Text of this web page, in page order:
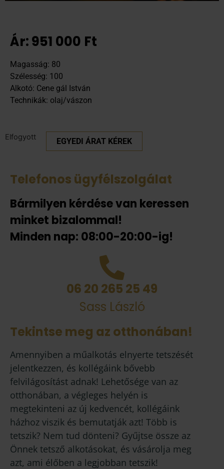
Ár:951 000 Ft
Magasság: 80
Szélesség: 100
Alkotó: Cene gál István
Technikák: olaj/vászon
Elfogyott EGYEDI ÁRAT KÉREK
Telefonos ügyfélszolgálat
Bármilyen kérdése van keressen
minket bizalommal!
Minden nap: 08:00-20:00-ig!
06 20 265 25 49
Sass László
Tekintse meg az otthonában!
Amennyiben a műalkotás elnyerte tetszését
jelentkezzen, és kollégáink bővebb
felvilágosítást adnak! Lehetősége van az
otthonában, a végleges helyén is
megtekinteni az új kedvencét, kollégáink
házhoz viszik és bemutatják azt! Több is
tetszik? Nem tud dönteni? Gyűjtse össze az
Önnek tetsző alkotásokat, és vásárolja meg
azt, ami élőben a legjobban tetszik!